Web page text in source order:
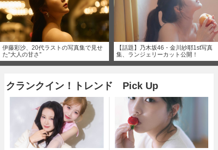
伊藤彩沙、20代ラストの写真集で見せ
た“大人の甘さ”
【話題】乃木坂46・金川紗耶1st写真
集、ランジェリーカット公開！
クランクイン！トレンド Pick Up